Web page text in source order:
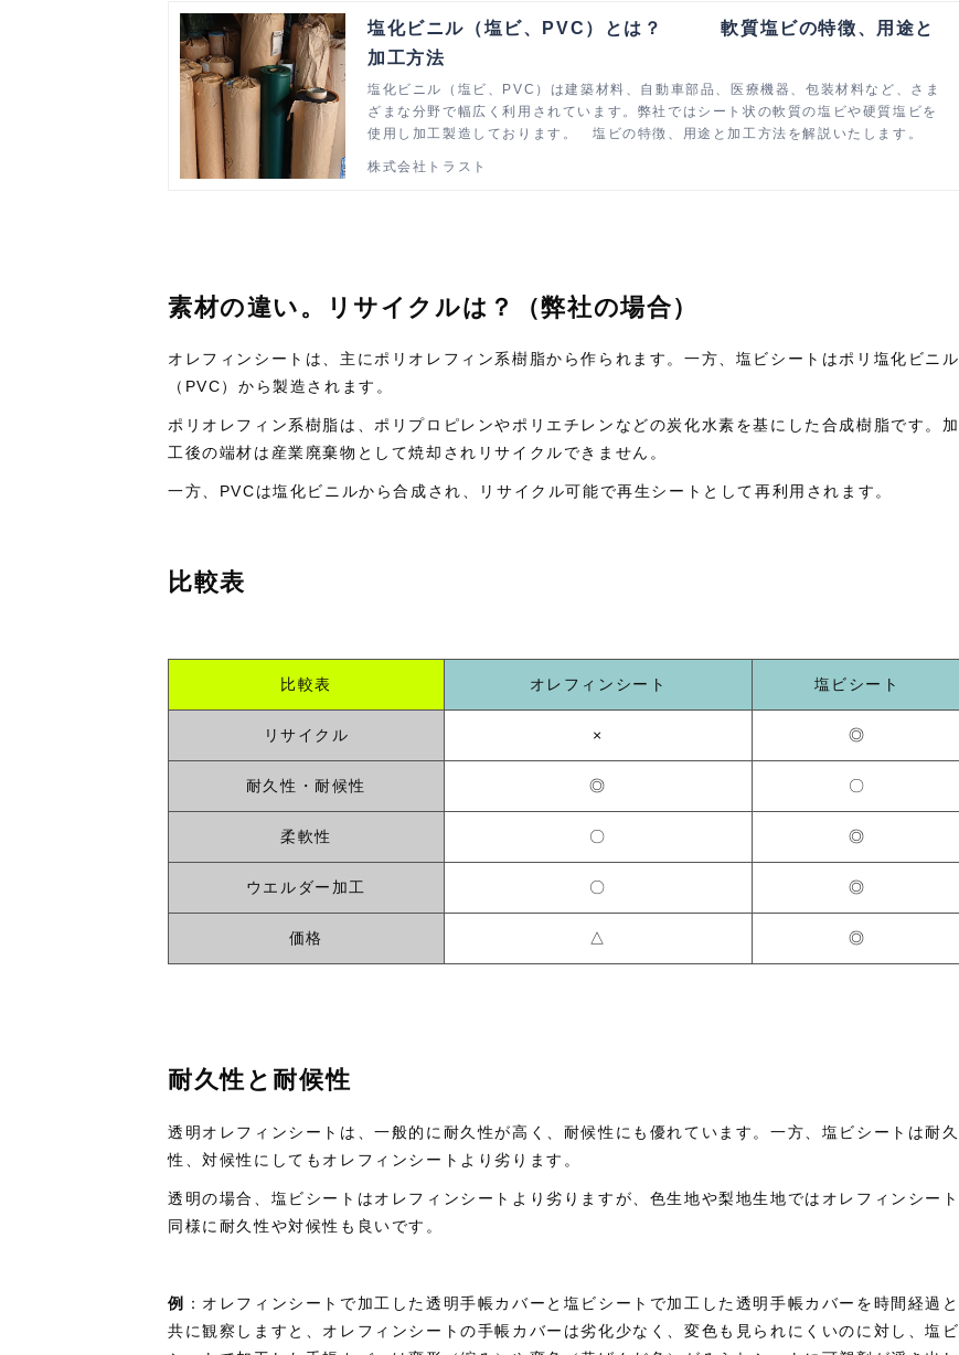
塩化ビニル（塩ビ、PVC）とは？ 軟質塩ビの特徴、用途と
加工方法
塩化ビニル（塩ビ、PVC）は建築材料、自動車部品、医療機器、包装材料など、さま
ざまな分野で幅広く利用されています。弊社ではシート状の軟質の塩ビや硬質塩ビを
使用し加工製造しております。 塩ビの特徴、用途と加工方法を解説いたします。
株式会社トラスト
素材の違い。 リサイクルは？（弊社の場合）
オレフィンシートは、主にポリオレフィン系樹脂から作られます。一方、塩ビシートはポリ塩化ビニル
（PVC）から製造されます。
ポリオレフィン系樹脂は、ポリプロピレンやポリエチレンなどの炭化水素を基にした合成樹脂です。加
工後の端材は産業廃棄物として焼却されリサイクルできません。
一方、PVCは塩化ビニルから合成され、リサイクル可能で再生シートとして再利用されます。
比較表
比較表 オレフィンシート 塩ビシート
リサイクル × ◎
耐久性・耐候性 ◎ 〇
柔軟性 〇 ◎
ウエルダー加工 〇 ◎
価格 △ ◎
耐久性と耐候性
透明オレフィンシートは、一般的に耐久性が高く、耐候性にも優れています。一方、塩ビシートは耐久
性、対候性にしてもオレフィンシートより劣ります。
透明の場合、塩ビシートはオレフィンシートより劣りますが、色生地や梨地生地ではオレフィンシート
同様に耐久性や対候性も良いです。
例 ：オレフィンシートで加工した透明手帳カバーと塩ビシートで加工した透明手帳カバーを時間経過と
共に観察しますと、オレフィンシートの手帳カバーは劣化少なく、変色も見られにくいのに対し、塩ビ